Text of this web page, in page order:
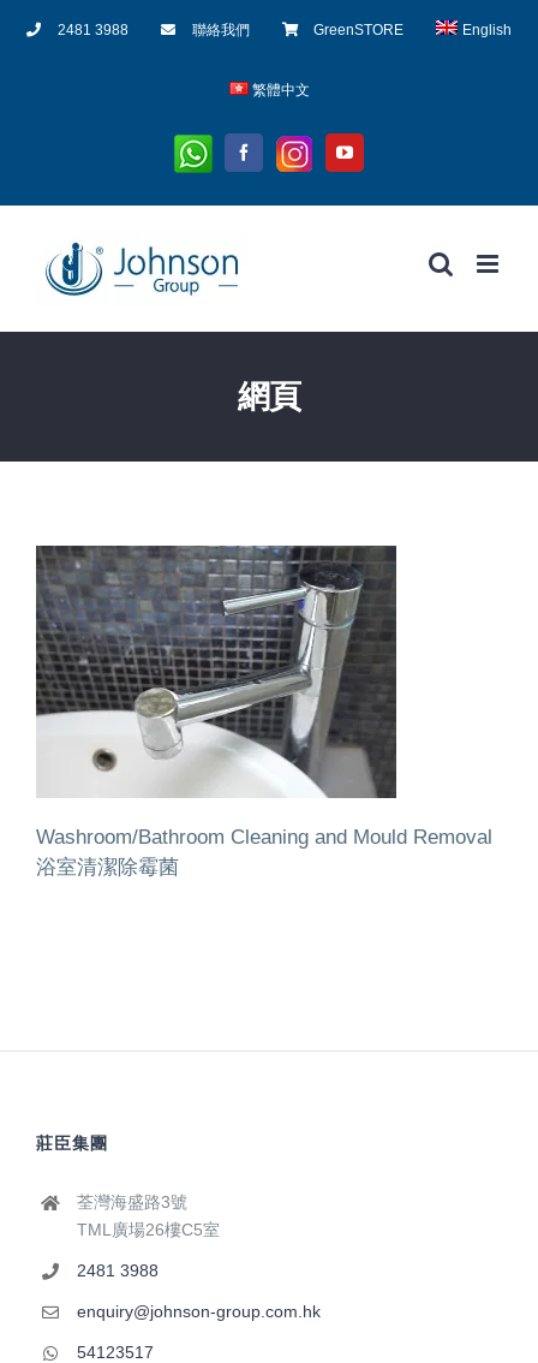
2481 3988 聯絡我們 GreenSTORE English
繁體中文
Whatsapp
Facebook
Instagram
YouTube
網頁
Washroom/Bathroom Cleaning and Mould Removal
浴室清潔除霉菌
莊臣集團
荃灣海盛路3號
TML廣場26樓C5室
2481 3988
enquiry@johnson-group.com.hk
54123517